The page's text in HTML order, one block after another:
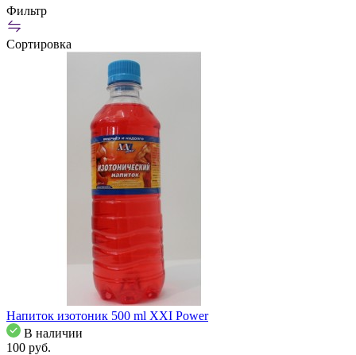
Фильтр
Сортировка
Напиток изотоник 500 ml XXI Power
В наличии
100 pуб.